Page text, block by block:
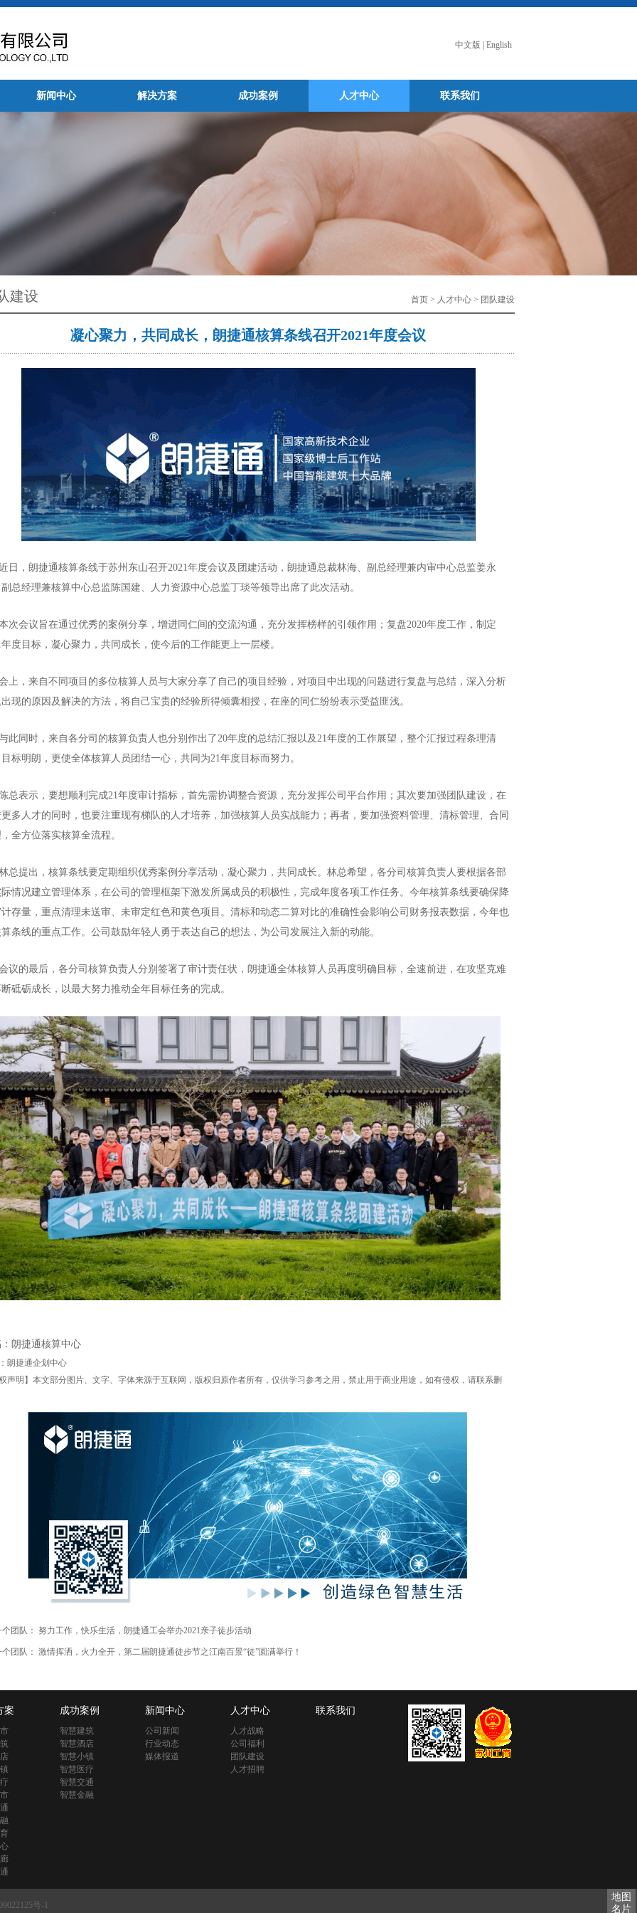
中文版 English
新闻中心 解决方案 成功案例 人才中心 联系我们
建设 首页 > 人才中心 > 团队建设
凝心聚力，共同成长，朗捷通核算条线召开2021年度会议
，朗捷通核算条线于苏州东山召开2021年度会议及团建活动，朗捷通总裁林海、副总经理兼内审中心总监姜永
总经理兼核算中心总监陈国建、人力资源中心总监丁琰等领导出席了此次活动。
会议旨在通过优秀的案例分享，增进同仁间的交流沟通，充分发挥榜样的引领作用；复盘2020年度工作，制定
年度目标，凝心聚力，共同成长，使今后的工作能更上一层楼。
，来自不同项目的多位核算人员与大家分享了自己的项目经验，对项目中出现的问题进行复盘与总结，深入分析
现的原因及解决的方法，将自己宝贵的经验所得倾囊相授，在座的同仁纷纷表示受益匪浅。
同时，来自各分司的核算负责人也分别作出了20年度的总结汇报以及21年度的工作展望，整个汇报过程条理清
标明朗，更使全体核算人员团结一心，共同为21年度目标而努力。
表示，要想顺利完成21年度审计指标，首先需协调整合资源，充分发挥公司平台作用；其次要加强团队建设，在
多人才的同时，也要注重现有梯队的人才培养，加强核算人员实战能力；再者，要加强资料管理、清标管理、合同
全方位落实核算全流程。
提出，核算条线要定期组织优秀案例分享活动，凝心聚力，共同成长。林总希望，各分司核算负责人要根据各部
情况建立管理体系，在公司的管理框架下激发所属成员的积极性，完成年度各项工作任务。今年核算条线要确保降
存量，重点清理未送审、未审定红色和黄色项目。清标和动态二算对比的准确性会影响公司财务报表数据，今年也
条线的重点工作。公司鼓励年轻人勇于表达自己的想法，为公司发展注入新的动能。
的最后，各分司核算负责人分别签署了审计责任状，朗捷通全体核算人员再度明确目标，全速前进，在攻坚克难
砥砺成长，以最大努力推动全年目标任务的完成。
朗捷通核算中心
朗捷通企划中心
声明】本文部分图片、文字、字体来源于互联网，版权归原作者所有，仅供学习参考之用，禁止用于商业用途，如有侵权，请联系删
团队： 努力工作，快乐生活，朗捷通工会举办2021亲子徒步活动
团队： 激情挥洒，火力全开，第二届朗捷通徒步节之江南百景“徒”圆满举行！
案 成功案例
智慧建筑
智慧酒店
智慧小镇
智慧医疗
智慧交通
智慧金融
新闻中心
公司新闻
行业动态
媒体报道
人才中心
人才战略
公司福利
团队建设
人才招聘
联系我们
号-1
地图
名片